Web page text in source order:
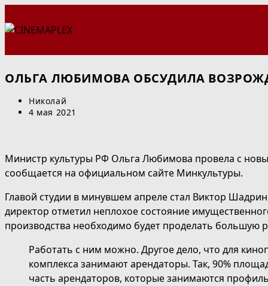
к
ОЛЬГА ЛЮБИМОВА ОБСУДИЛА
Автор
записи:
Николай
Запись
4 мая 2021
Министр культуры РФ Ольга Любимова провела с
сообщается на официальном сайте Минкультуры.
Главой студии в минувшем апреле стал Виктор
директор отметил неплохое состояние
производства необходимо будет проделать большую
Работать с ним можно. Другое дело, что для
комплекса занимают арендаторы. Так, 90%
часть арендаторов, которые занимаются